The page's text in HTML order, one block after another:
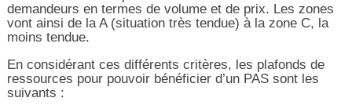
demandeurs en termes de volume et de prix. Les zones
vont ainsi de la A (situation très tendue) à la zone C, la
moins tendue.
En considérant ces différents critères, les plafonds de
ressources pour pouvoir bénéficier d’un PAS sont les
suivants :